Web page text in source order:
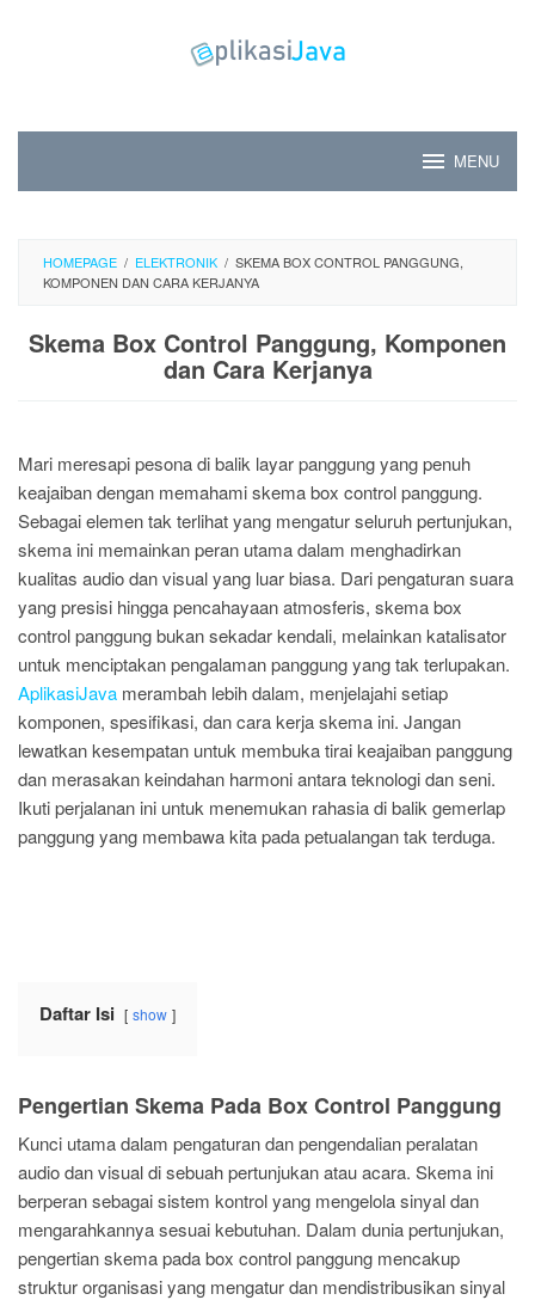
MENU
HOMEPAGE / ELEKTRONIK / SKEMA BOX CONTROL PANGGUNG,
KOMPONEN DAN CARA KERJANYA
Skema Box Control Panggung, Komponen
dan Cara Kerjanya
Mari meresapi pesona di balik layar panggung yang penuh
keajaiban dengan memahami skema box control panggung.
Sebagai elemen tak terlihat yang mengatur seluruh pertunjukan,
skema ini memainkan peran utama dalam menghadirkan
kualitas audio dan visual yang luar biasa. Dari pengaturan suara
yang presisi hingga pencahayaan atmosferis, skema box
control panggung bukan sekadar kendali, melainkan katalisator
untuk menciptakan pengalaman panggung yang tak terlupakan.
AplikasiJava merambah lebih dalam, menjelajahi setiap
komponen, spesifikasi, dan cara kerja skema ini. Jangan
lewatkan kesempatan untuk membuka tirai keajaiban panggung
dan merasakan keindahan harmoni antara teknologi dan seni.
Ikuti perjalanan ini untuk menemukan rahasia di balik gemerlap
panggung yang membawa kita pada petualangan tak terduga.
Daftar Isi show
Pengertian Skema Pada Box Control Panggung
Kunci utama dalam pengaturan dan pengendalian peralatan
audio dan visual di sebuah pertunjukan atau acara. Skema ini
berperan sebagai sistem kontrol yang mengelola sinyal dan
mengarahkannya sesuai kebutuhan. Dalam dunia pertunjukan,
pengertian skema pada box control panggung mencakup
struktur organisasi yang mengatur dan mendistribusikan sinyal